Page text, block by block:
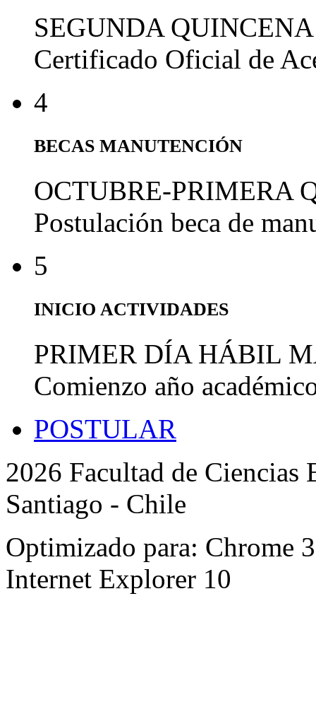
SEGUNDA
Certificado Oficial de
4
BECAS MANUTENCIÓN
OCTUBRE-PRIMERA
Postulación beca de
5
INICIO ACTIVIDADES
PRIMER DÍA HÁBIL
Comienzo año
POSTULAR
2026 Facultad de
Santiago - Chile
Optimizado para: Chrome
Internet Explorer 10